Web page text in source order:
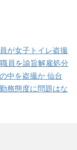
が女子トイレ盗撮
員を諭旨解雇処分
中を盗撮か 仙台
務態度に問題はな